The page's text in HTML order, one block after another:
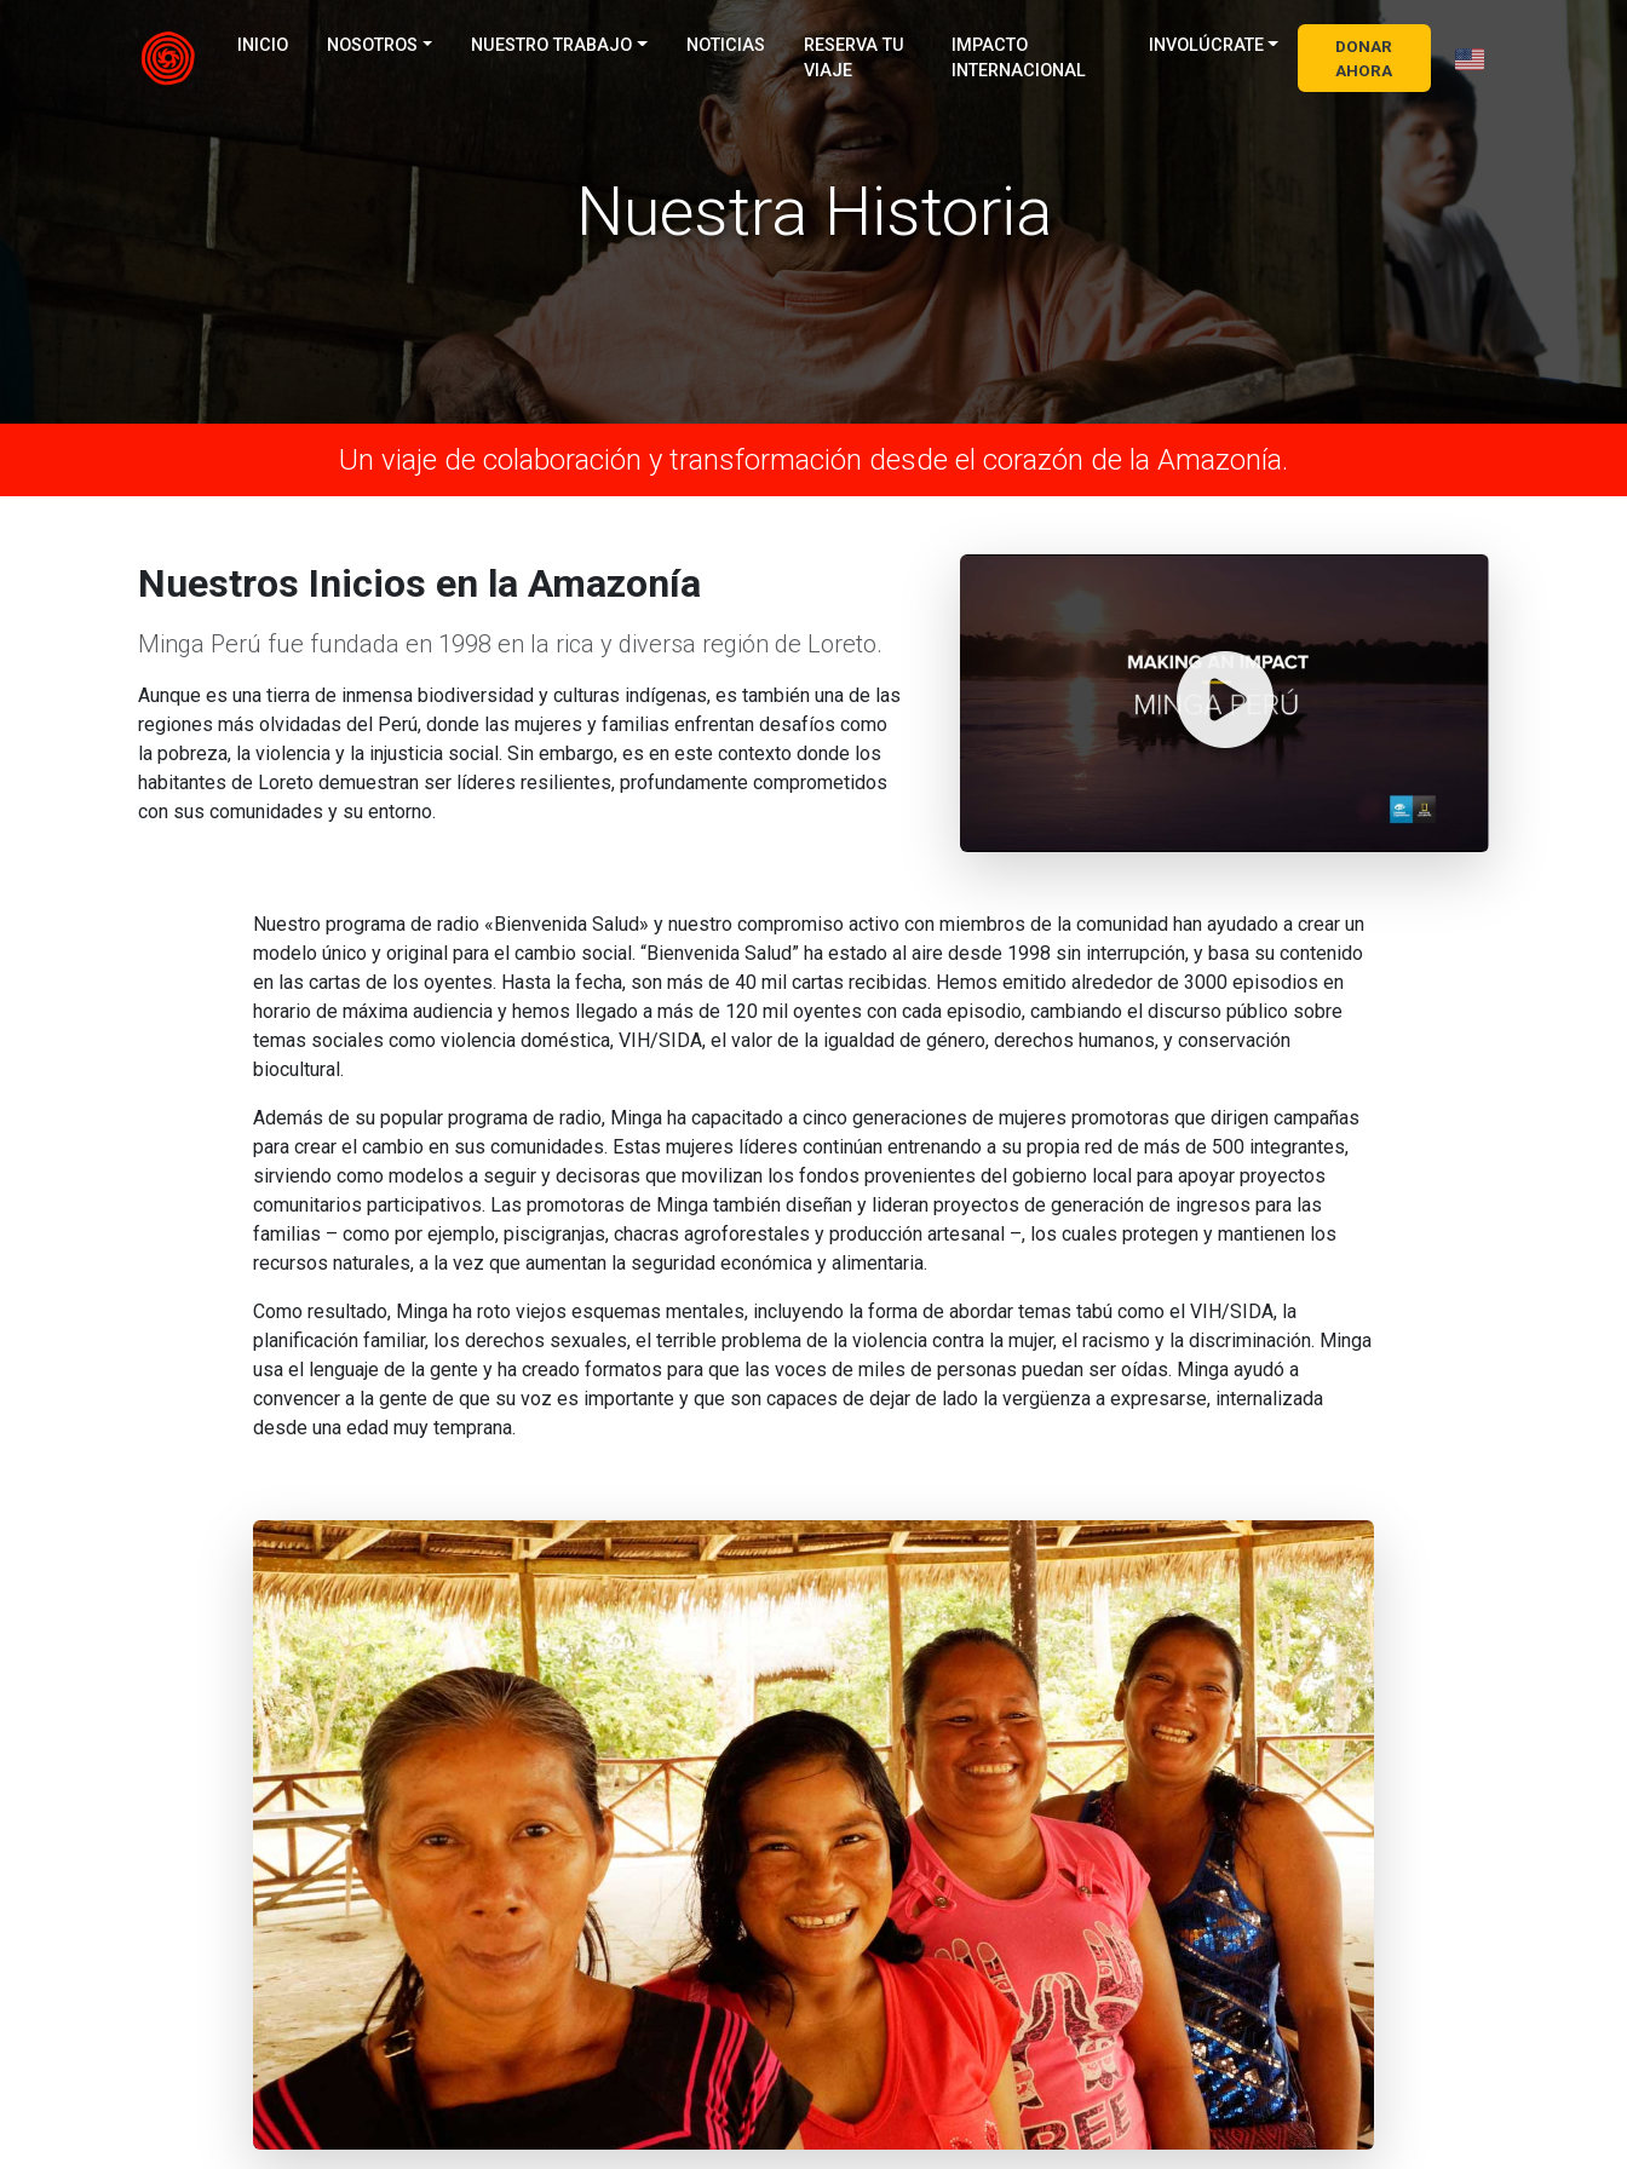
INICIO NOSOTROS NUESTRO TRABAJO NOTICIAS
RESERVA TU
VIAJE
IMPACTO
INTERNACIONAL
INVOLÚCRATE
DONAR
AHORA
Nuestra Historia
Un viaje de colaboración y transformación desde el corazón de la Amazonía.
Nuestros Inicios en la Amazonía
Minga Perú fue fundada en 1998 en la rica y diversa región de Loreto.
Aunque es una tierra de inmensa biodiversidad y culturas indígenas, es también una de las
regiones más olvidadas del Perú, donde las mujeres y familias enfrentan desafíos como
la pobreza, la violencia y la injusticia social. Sin embargo, es en este contexto donde los
habitantes de Loreto demuestran ser líderes resilientes, profundamente comprometidos
con sus comunidades y su entorno.
Nuestro programa de radio «Bienvenida Salud» y nuestro compromiso activo con miembros de la comunidad han ayudado a crear un
modelo único y original para el cambio social. “Bienvenida Salud” ha estado al aire desde 1998 sin interrupción, y basa su contenido
en las cartas de los oyentes. Hasta la fecha, son más de 40 mil cartas recibidas. Hemos emitido alrededor de 3000 episodios en
horario de máxima audiencia y hemos llegado a más de 120 mil oyentes con cada episodio, cambiando el discurso público sobre
temas sociales como violencia doméstica, VIH/SIDA, el valor de la igualdad de género, derechos humanos, y conservación
biocultural.
Además de su popular programa de radio, Minga ha capacitado a cinco generaciones de mujeres promotoras que dirigen campañas
para crear el cambio en sus comunidades. Estas mujeres líderes continúan entrenando a su propia red de más de 500 integrantes,
sirviendo como modelos a seguir y decisoras que movilizan los fondos provenientes del gobierno local para apoyar proyectos
comunitarios participativos. Las promotoras de Minga también diseñan y lideran proyectos de generación de ingresos para las
familias – como por ejemplo, piscigranjas, chacras agroforestales y producción artesanal –, los cuales protegen y mantienen los
recursos naturales, a la vez que aumentan la seguridad económica y alimentaria.
Como resultado, Minga ha roto viejos esquemas mentales, incluyendo la forma de abordar temas tabú como el VIH/SIDA, la
planificación familiar, los derechos sexuales, el terrible problema de la violencia contra la mujer, el racismo y la discriminación. Minga
usa el lenguaje de la gente y ha creado formatos para que las voces de miles de personas puedan ser oídas. Minga ayudó a
convencer a la gente de que su voz es importante y que son capaces de dejar de lado la vergüenza a expresarse, internalizada
desde una edad muy temprana.